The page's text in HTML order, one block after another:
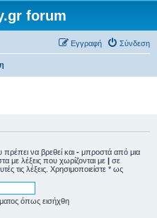
forum
Σύνδεση
Εγγραφή
να βρεθεί και - μπροστά από μια
με λέξεις που χωρίζονται με | σε
τις λέξεις. Χρησιμοποιείστε * ως
όπως εισήχθη